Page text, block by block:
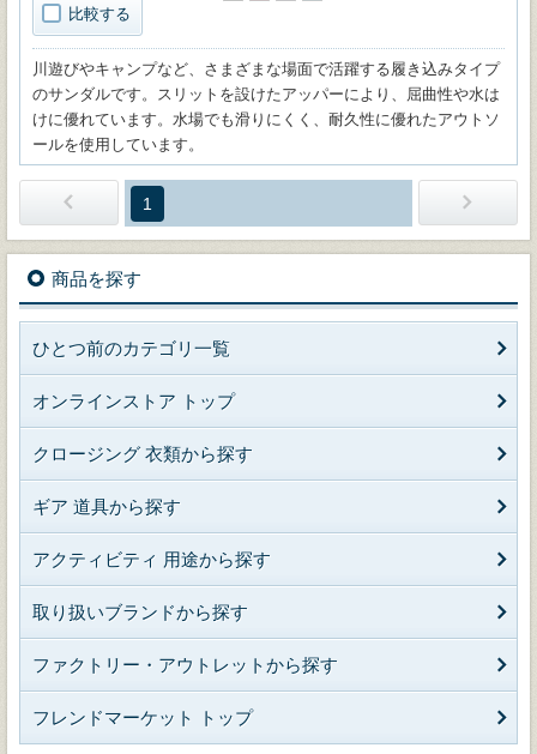
比較する
川遊びやキャンプなど、さまざまな場面で活躍する履き込みタイプ
のサンダルです。スリットを設けたアッパーにより、屈曲性や水は
けに優れています。水場でも滑りにくく、耐久性に優れたアウトソ
ールを使用しています。
1
商品を探す
ひとつ前のカテゴリ一覧
オンラインストア トップ
クロージング 衣類から探す
ギア 道具から探す
アクティビティ 用途から探す
取り扱いブランドから探す
ファクトリー・アウトレットから探す
フレンドマーケット トップ